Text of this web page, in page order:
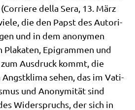
del­la Sera, 13. März
die den Papst des Auto­ri­
und in dem anony­men
Pla­ka­ten, Epi­gram­men und
Aus­druck kommt, die
sehen, das im Vati­
und Anony­mi­tät sind
Wider­spruchs, der sich in